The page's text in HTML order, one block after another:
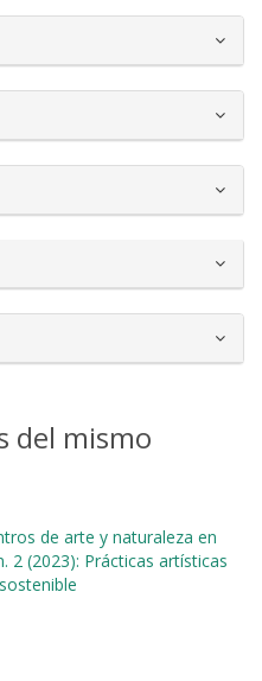
del mismo
de arte y naturaleza en
2 (2023): Prácticas artísticas